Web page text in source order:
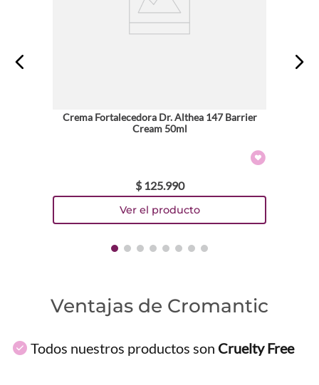
Crema Fortalecedora Dr. Althea 147 Barrier
Cream 50ml
$ 125.990
Ventajas de Cromantic
Todos nuestros productos son Cruelty Free